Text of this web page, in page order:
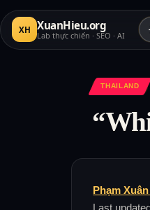
XH XuanHieu.org
Lab thực chiến · SEO · AI
THAILAND
Last
Phạm